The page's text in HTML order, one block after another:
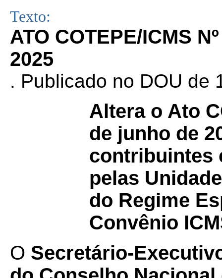
Texto:
ATO COTEPE/ICMS
2025
. Publicado no DOU de
Altera o Ato
de junho de
contribuintes
pelas
do Regime
Convênio
O Secretário-